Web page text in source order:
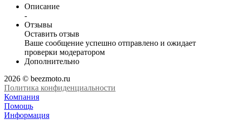
Описание
-
Отзывы
Оставить отзыв
Ваше сообщение успешно отправлено и ожидает
проверки модератором
Дополнительно
2026 © beezmoto.ru
Политика конфиденциальности
Компания
Помощь
Информация